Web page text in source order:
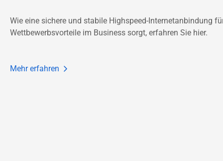
Wie eine sichere und stabile Highspeed-Internetanbindung
Wettbewerbsvorteile im Business sorgt, erfahren Sie hier.
Mehr erfahren